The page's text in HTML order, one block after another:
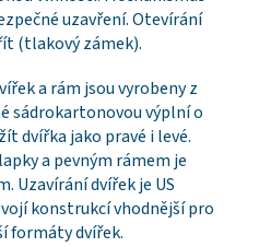
uzavření. Otevírání
(tlakový zámek).
a rám jsou vyrobeny z
sádrokartonovou výplní o
dvířka jako pravé i levé.
a pevným rámem je
Uzavírání dvířek je US
konstrukcí vhodnější pro
formáty dvířek.